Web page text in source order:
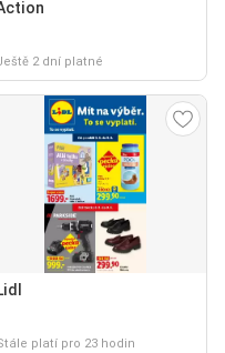
2 dní platné
platí pro 23 hodin